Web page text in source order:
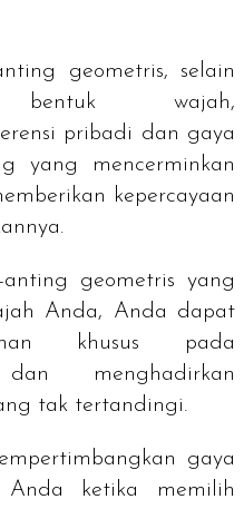
geometris, selain
bentuk wajah,
pribadi dan gaya
yang mencerminkan
kepercayaan
geometris yang
Anda, Anda dapat
khusus pada
menghadirkan
tak tertandingi.
gaya
ketika memilih